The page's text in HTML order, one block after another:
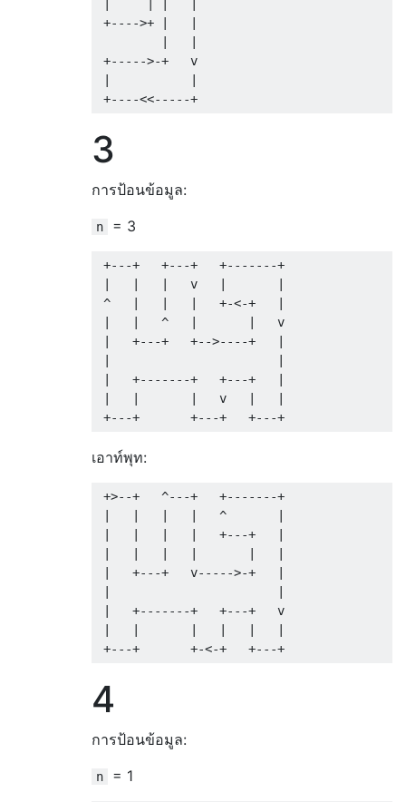
+---->+ |   |
+----->-+   v
3
การป้อนข้อมูล:
n = 3
+---+   +---+   +-------+
|   |   |   v   |       |
^   |   |   |   +-<-+   |
|   |   ^   |       |   v
|   +---+   +-->----+   |
|   +-------+   +---+   |
|   |       |   v   |   |
เอาท์พุท:
+>--+   ^---+   +-------+
|   |   |   |   ^       |
|   |   |   |   +---+   |
|   +---+   v----->-+   |
|   +-------+   +---+   v
4
การป้อนข้อมูล:
n = 1